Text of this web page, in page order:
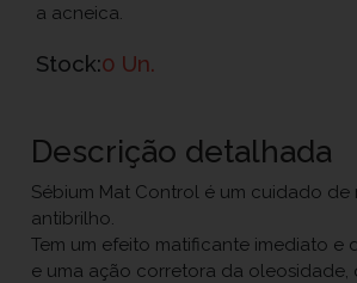
a acneica.
Stock:0 Un.
Descrição detalhada
Sébium Mat Control é um cuidado de
antibrilho.
Tem um efeito matificante imediato e
e uma ação corretora da oleosidade,